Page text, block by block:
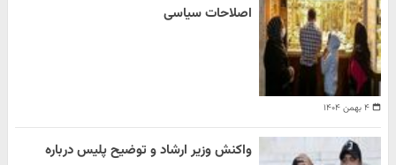
۴ بهمن ۱۴۰۴
اصلاحات سیاسی
واکنش وزیر ارشاد و توضیح پلیس درباره